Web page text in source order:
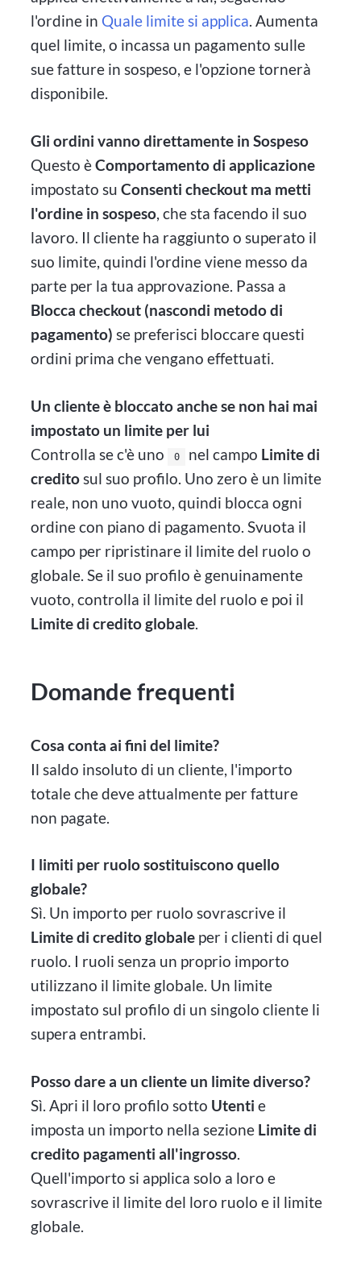
l'ordine in Quale limite si applica. Aumenta
quel limite, o incassa un pagamento sulle
sue fatture in sospeso, e l'opzione tornerà
disponibile.
Gli ordini vanno direttamente in Sospeso
Questo èComportamento di applicazione
impostato suConsenti checkout ma metti
l'ordine in sospeso, che sta facendo il suo
lavoro. Il cliente ha raggiunto o superato il
suo limite, quindi l'ordine viene messo da
parte per la tua approvazione. Passa a
Blocca checkout (nascondi metodo di
pagamento) se preferisci bloccare questi
ordini prima che vengano effettuati.
Un cliente è bloccato anche se non hai mai
impostato un limite per lui
Controlla se c'è uno
0 nel campo Limite di
creditosul suo profilo. Uno zero è un limite
reale, non uno vuoto, quindi blocca ogni
ordine con piano di pagamento. Svuota il
campo per ripristinare il limite del ruolo o
globale. Se il suo profilo è genuinamente
vuoto, controlla il limite del ruolo e poi il
Limite di credito globale.
Domande frequenti
Cosa conta ai fini del limite?
Il saldo insoluto di un cliente, l'importo
totale che deve attualmente per fatture
non pagate.
I limiti per ruolo sostituiscono quello
globale?
Sì. Un importo per ruolo sovrascrive il
Limite di credito globale per i clienti di quel
ruolo. I ruoli senza un proprio importo
utilizzano il limite globale. Un limite
impostato sul profilo di un singolo cliente li
supera entrambi.
Posso dare a un cliente un limite diverso?
Sì. Apri il loro profilo sotto Utenti e
imposta un importo nella sezione Limite di
credito pagamenti all'ingrosso.
Quell'importo si applica solo a loro e
sovrascrive il limite del loro ruolo e il limite
globale.